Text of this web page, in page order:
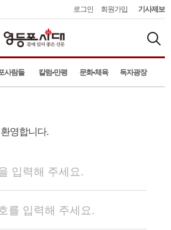
로그인 회원가입 기사제보
사람들 칼럼•만평 문화•체육 독자광장
영합니다.